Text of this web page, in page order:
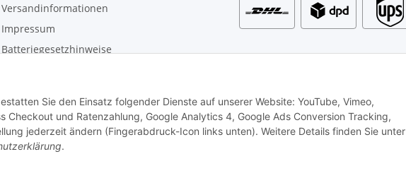
Sie den Einsatz folgender Dienste auf unserer Website: YouTube, Vimeo,
Checkout und Ratenzahlung, Google Analytics 4, Google Ads Conversion Tracking,
jederzeit ändern (Fingerabdruck-Icon links unten). Weitere Details finden Sie unter
.
Versandinformationen
Impressum
Batteriegesetzhinweise
und Gewerbetreibende.